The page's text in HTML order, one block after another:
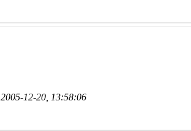
2005-12-20, 13:58:06